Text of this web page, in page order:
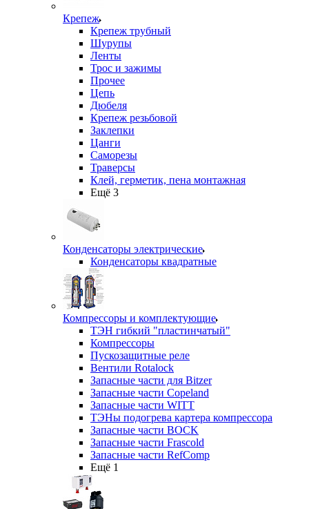
Крепеж
Крепеж трубный
Шурупы
Ленты
Трос и зажимы
Прочее
Цепь
Дюбеля
Крепеж резьбовой
Заклепки
Цанги
Саморезы
Траверсы
Клей, герметик, пена монтажная
Ещё 3
Конденсаторы электрические
Конденсаторы квадратные
Компрессоры и комплектующие
ТЭН гибкий "пластинчатый"
Компрессоры
Пускозащитные реле
Вентили Rotalock
Запасные части для Bitzer
Запасные части Copeland
Запасные части WITT
ТЭНы подогрева картера компрессора
Запасные части BOCK
Запасные части Frascold
Запасные части RefComp
Ещё 1